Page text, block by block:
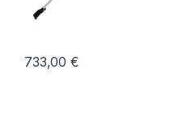
733,00€